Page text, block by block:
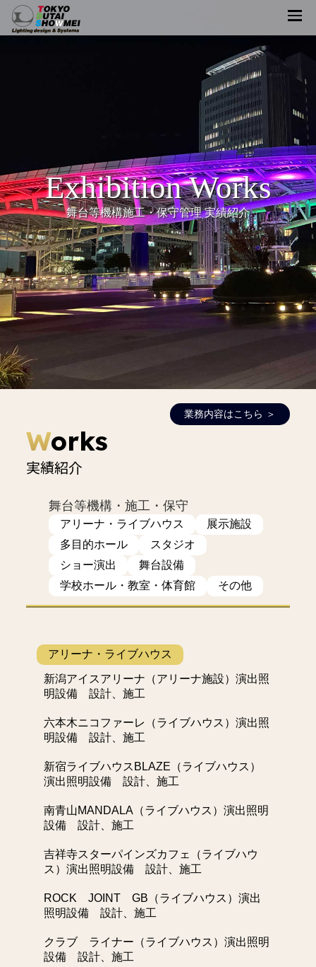
Exhibition Works
舞台等機構施工・保守管理 実績紹介
業務内容はこちら ＞
Works
実績紹介
舞台等機構・施工・保守
アリーナ・ライブハウス
展示施設
多目的ホール
スタジオ
ショー演出
舞台設備
学校ホール・教室・体育館
その他
アリーナ・ライブハウス
新潟アイスアリーナ（アリーナ施設）演出照
明設備 設計、施工
六本木ニコファーレ（ライブハウス）演出照
明設備 設計、施工
新宿ライブハウスBLAZE（ライブハウス）
演出照明設備 設計、施工
南青山MANDALA（ライブハウス）演出照明
設備 設計、施工
吉祥寺スターパインズカフェ（ライブハウ
ス）演出照明設備 設計、施工
ROCK JOINT GB（ライブハウス）演出
照明設備 設計、施工
クラブ ライナー（ライブハウス）演出照明
設備 設計、施工